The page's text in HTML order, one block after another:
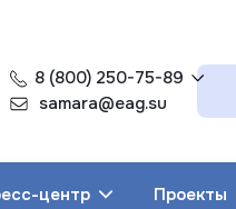
8 (800) 250-75-89
samara@eag.su
центр Проекты